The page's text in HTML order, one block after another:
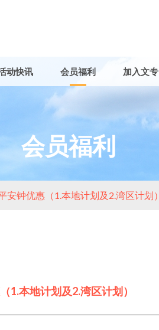
动快讯 会员福利 加入文专
会员福利
安钟优惠（1.本地计划及2.湾区计划）
1.本地计划及2.湾区计划）